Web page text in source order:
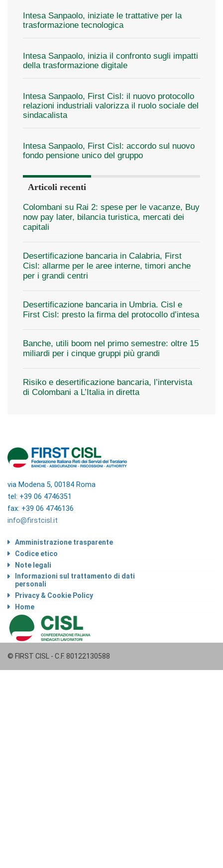
Intesa Sanpaolo, iniziate le trattative per la
trasformazione tecnologica
Intesa Sanpaolo, inizia il confronto sugli impatti
della trasformazione digitale
Intesa Sanpaolo, First Cisl: il nuovo protocollo
relazioni industriali valorizza il ruolo sociale del
sindacalista
Intesa Sanpaolo, First Cisl: accordo sul nuovo
fondo pensione unico del gruppo
Articoli recenti
Colombani su Rai 2: spese per le vacanze, Buy
now pay later, bilancia turistica, mercati dei
capitali
Desertificazione bancaria in Calabria, First
Cisl: allarme per le aree interne, timori anche
per i grandi centri
Desertificazione bancaria in Umbria. Cisl e
First Cisl: presto la firma del protocollo d’intesa
Banche, utili boom nel primo semestre: oltre 15
miliardi per i cinque gruppi più grandi
Risiko e desertificazione bancaria, l’intervista
di Colombani a L’Italia in diretta
via Modena 5, 00184 Roma
tel: +39 06 4746351
fax: +39 06 4746136
info@firstcisl.it
Amministrazione trasparente
Codice etico
Note legali
Informazioni sul trattamento di dati
personali
Privacy & Cookie Policy
Home
© FIRST CISL - C.F. 80122130588